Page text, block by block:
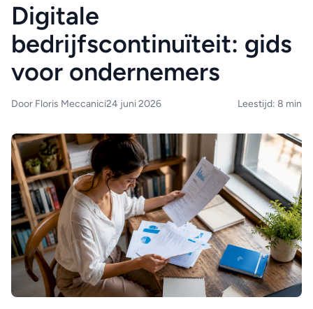
Digitale
bedrijfscontinuïteit: gids
voor ondernemers
Door Floris Meccanici24 juni 2026 Leestijd: 8 min